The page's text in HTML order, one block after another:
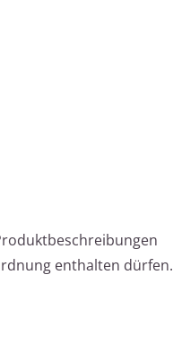
enthalten dürfen.